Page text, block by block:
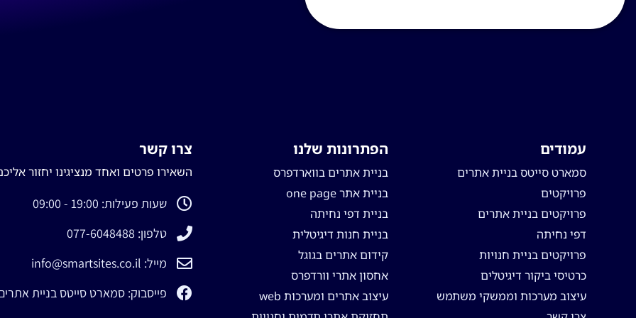
עמודים
סמארט סייטס בניית אתרים
פרויקטים
פרויקטים בניית אתרים
דפי נחיתה
פרויקטים בניית חנויות
כרטיסי ביקור דיגיטלים
עיצוב מערכות וממשקי משתמש
הפתרונות שלנו
בניית אתרים בווארדפרס
בניית אתר one page
בניית דפי נחיתה
בניית חנות דיגיטלית
קידום אתרים בגוגל
אחסון אתרי וורדפרס
עיצוב אתרים ומערכות web
צרו קשר
השאירו פרטים ואחד מנציגינו יחזור
שעות פעילות: 19:00 - 09:00
טלפון: 077-6048488
מייל: info@smartsites.co.il
פייסבוק: סמארט סייטס בניית